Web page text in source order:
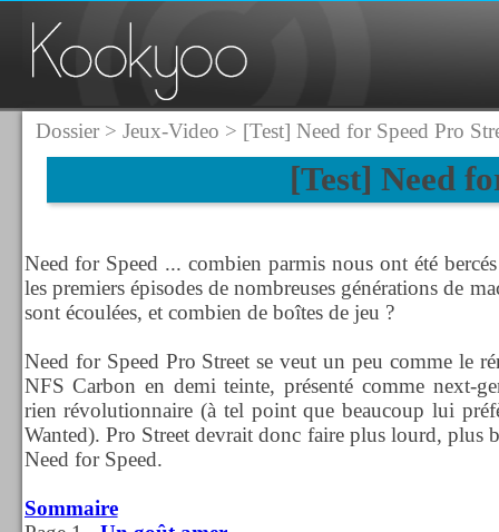
Dossier> Jeux-Video > [Test] Need for Speed Pro
[Test] Need
Need for Speed ... combien parmis nous ont été
les premiers épisodes de nombreuses générations de
sont écoulées, et combien de boîtes de jeu ?
Need for Speed Pro Street se veut un peu comme le
NFS Carbon en demi teinte, présenté comme next-
rien révolutionnaire (à tel point que beaucoup lui
Wanted). Pro Street devrait donc faire plus lourd, plus
Need for Speed.
Sommaire